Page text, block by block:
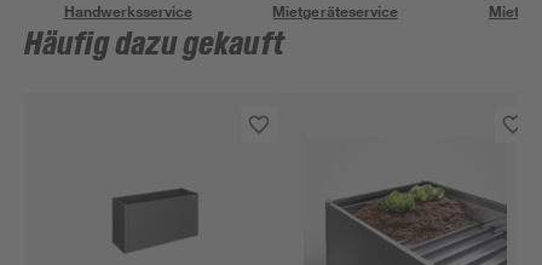
Handwerksservice Mietgeräteservice
Häufig dazu gekauft